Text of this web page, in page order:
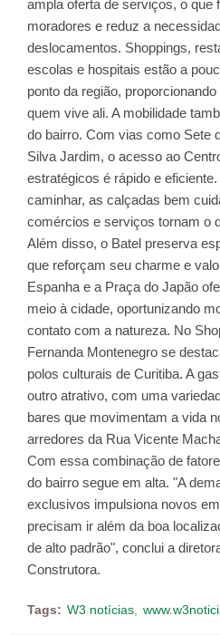
ampla oferta de serviços, o que
moradores e reduz a
deslocamentos. Shoppings,
escolas e hospitais estão a
ponto da região,
quem vive ali. A mobilidade
do bairro. Com vias como Sete
Silva Jardim, o acesso ao
estratégicos é rápido e
caminhar, as calçadas bem
comércios e serviços tornam o
Além disso, o Batel preserva
que reforçam seu charme e
Espanha e a Praça do Japão
meio à cidade, oportunizando
contato com a natureza. No
Fernanda Montenegro se
polos culturais de Curitiba. A
outro atrativo, com uma
bares que movimentam a vida
arredores da Rua Vicente
Com essa combinação de
do bairro segue em alta. "A
exclusivos impulsiona novos
precisam ir além da boa
de alto padrão", conclui a
Construtora.
Tags: W3 notícias